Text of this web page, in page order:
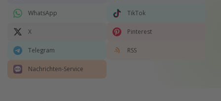
WhatsApp TikTok
X Pinterest
Telegram RSS
Nachrichten-Service